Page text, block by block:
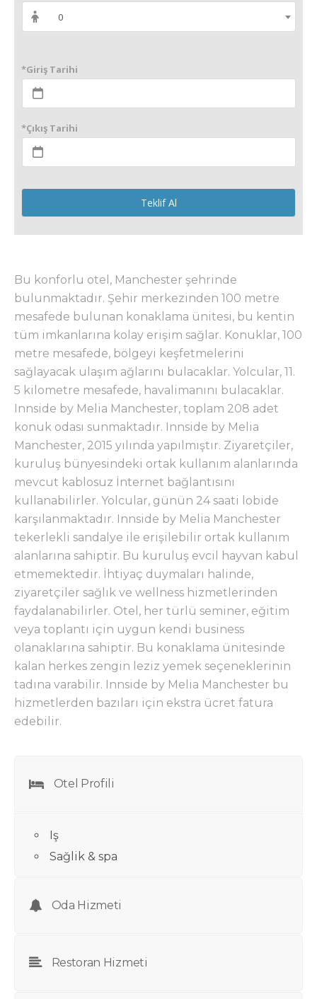
0
*Giriş Tarihi
*Çıkış Tarihi
Teklif Al
Bu konforlu otel, Manchester şehrinde
bulunmaktadır. Şehir merkezinden 100 metre
mesafede bulunan konaklama ünitesi, bu kentin
tüm imkanlarına kolay erişim sağlar. Konuklar, 100
metre mesafede, bölgeyi keşfetmelerini
sağlayacak ulaşım ağlarını bulacaklar. Yolcular, 11.
5 kilometre mesafede, havalimanını bulacaklar.
Innside by Melia Manchester, toplam 208 adet
konuk odası sunmaktadır. Innside by Melia
Manchester, 2015 yılında yapılmıştır. Ziyaretçiler,
kuruluş bünyesindeki ortak kullanım alanlarında
mevcut kablosuz İnternet bağlantısını
kullanabilirler. Yolcular, günün 24 saati lobide
karşılanmaktadır. Innside by Melia Manchester
tekerlekli sandalye ile erişilebilir ortak kullanım
alanlarına sahiptir. Bu kuruluş evcil hayvan kabul
etmemektedir. İhtiyaç duymaları halinde,
ziyaretçiler sağlık ve wellness hizmetlerinden
faydalanabilirler. Otel, her türlü seminer, eğitim
veya toplantı için uygun kendi business
olanaklarına sahiptir. Bu konaklama ünitesinde
kalan herkes zengin leziz yemek seçeneklerinin
tadına varabilir. Innside by Melia Manchester bu
hizmetlerden bazıları için ekstra ücret fatura
edebilir.
Otel Profili
Iş
Sağlik & spa
Oda Hizmeti
Restoran Hizmeti